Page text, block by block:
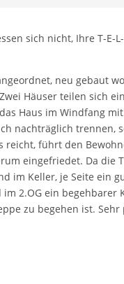
sich nicht, Ihre T-E-
neu gebaut
Häuser teilen sich
Haus im Windfang mit
nachträglich trennen,
reicht, führt den
eingefriedet. Da die
im Keller, je Seite ein
2.OG ein begehbarer
zu begehen ist.